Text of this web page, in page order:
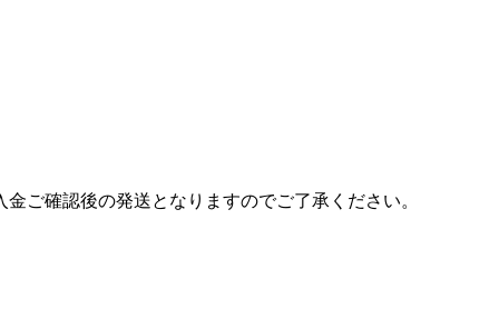
ご確認後の発送となりますのでご了承ください。